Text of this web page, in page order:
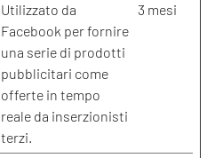
Utilizzato da
Facebook per fornire
una serie di prodotti
pubblicitari come
offerte in tempo
reale da inserzionisti
terzi.
3 mesi